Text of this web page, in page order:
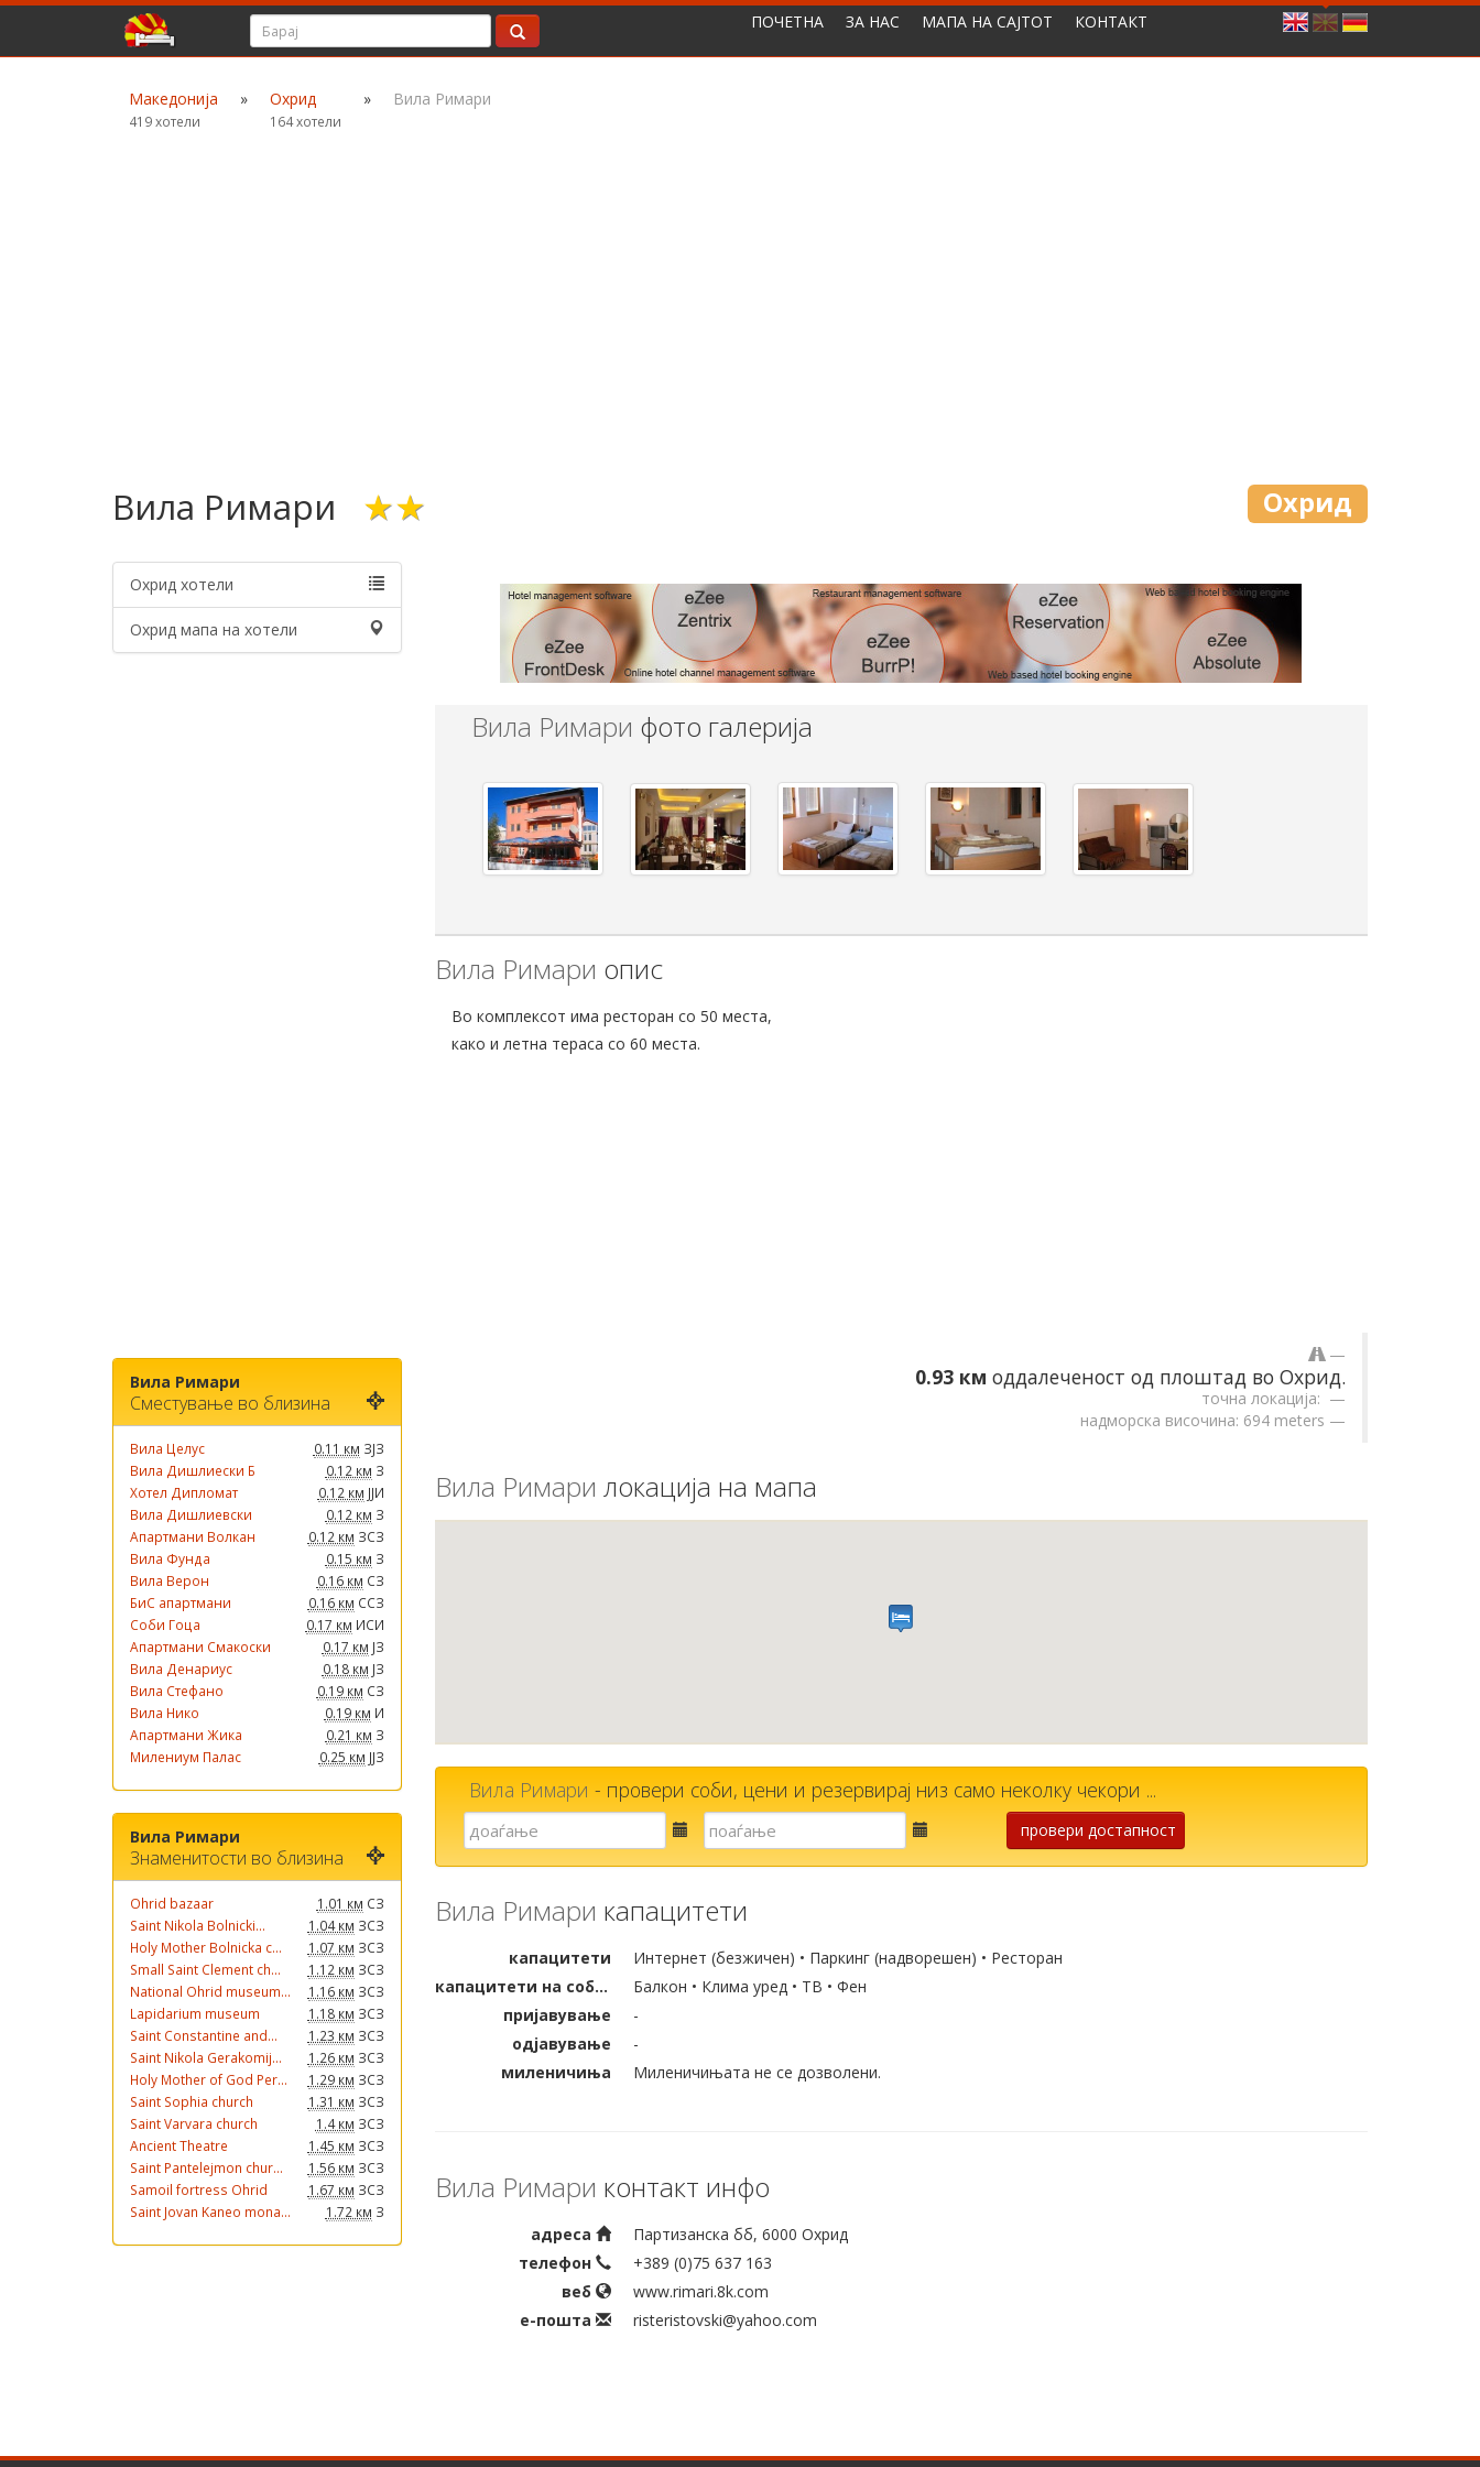
ПОЧЕТНА ЗА НАС МАПА НА САЈТОТ КОНТАКТ
Македонија
419 хотели
» Охрид
164 хотели
» Вила Римари
Вила Римари ★★ Охрид
Охрид хотели
Охрид мапа на хотели
Вила Римари
Сместување во близина
Вила Целус 0.11 км ЗЈЗ
Вила Дишлиески Б
0.12 км З
Хотел Дипломат
0.12 км ЈЈИ
Вила Дишлиевски
0.12 км З
Апартмани Волкан
0.12 км ЗСЗ
Вила Фунда
0.15 км З
Вила Верон
0.16 км СЗ
БиС апартмани
0.16 км ССЗ
Соби Гоца
0.17 км ИСИ
Апартмани Смакоски
0.17 км ЈЗ
Вила Денариус
0.18 км ЈЗ
Вила Стефано
0.19 км СЗ
Вила Нико
0.19 км И
Апартмани Жика
0.21 км З
Милениум Палас
0.25 км ЈЈЗ
Вила Римари
Знаменитости во близина
Ohrid bazaar 1.01 км СЗ
Saint Nikola Bolnicki...
1.04 км ЗСЗ
Holy Mother Bolnicka c...
1.07 км ЗСЗ
Small Saint Clement ch...
1.12 км ЗСЗ
National Ohrid museum...
1.16 км ЗСЗ
Lapidarium museum
1.18 км ЗСЗ
Saint Constantine and...
1.23 км ЗСЗ
Saint Nikola Gerakomij...
1.26 км ЗСЗ
Holy Mother of God Per...
1.29 км ЗСЗ
Saint Sophia church
1.31 км ЗСЗ
Saint Varvara church
1.4 км ЗСЗ
Ancient Theatre
1.45 км ЗСЗ
Saint Pantelejmon chur...
1.56 км ЗСЗ
Samoil fortress Ohrid
1.67 км ЗСЗ
Saint Jovan Kaneo mona...
1.72 км З
Вила Римари фото галерија
Вила Римари опис
Во комплексот има ресторан со 50 места,
како и летна тераса со 60 места.
0.93 км оддалеченост од плоштад во Охрид.
точна локација:
надморска височина: 694 meters
Вила Римари локација на мапа
Вила Римари - провери соби, цени и резервирај низ само неколку чекори ...
Е-
пошта
Е-
пошта
провери достапност
Вила Римари капацитети
капацитети
Интернет (безжичен) • Паркинг (надворешен) • Ресторан
капацитети на собата
Балкон • Клима уред • ТВ • Фен
пријавување
-
одјавување
-
миленичиња
Миленичињата не се дозволени.
Вила Римари контакт инфо
адреса
Партизанска бб, 6000 Охрид
телефон
+389 (0)75 637 163
веб
www.rimari.8k.com
е-пошта
risteristovski@yahoo.com